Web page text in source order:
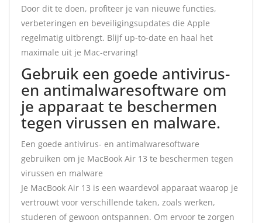
Door dit te doen, profiteer je van nieuwe functies,
verbeteringen en beveiligingsupdates die Apple
regelmatig uitbrengt. Blijf up-to-date en haal het
maximale uit je Mac-ervaring!
Gebruik een goede antivirus-
en antimalwaresoftware om
je apparaat te beschermen
tegen virussen en malware.
Een goede antivirus- en antimalwaresoftware
gebruiken om je MacBook Air 13 te beschermen tegen
virussen en malware
Je MacBook Air 13 is een waardevol apparaat waarop je
vertrouwt voor verschillende taken, zoals werken,
studeren of gewoon ontspannen. Om ervoor te zorgen